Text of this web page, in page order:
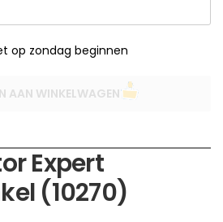
op zondag beginnen
AAN WINKELWAGEN
Expert
(10270)